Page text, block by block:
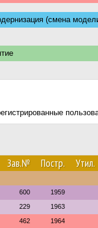
(смена
Зав.№ Постр. Утил.
600 1959
229 1963
462 1964